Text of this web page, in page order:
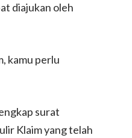
diajukan oleh
kamu perlu
surat
Klaim yang telah